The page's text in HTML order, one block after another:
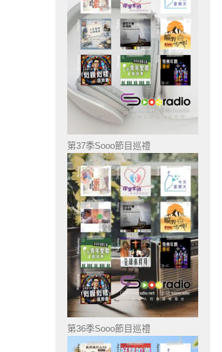
第37季Sooo節目巡禮
第36季Sooo節目巡禮